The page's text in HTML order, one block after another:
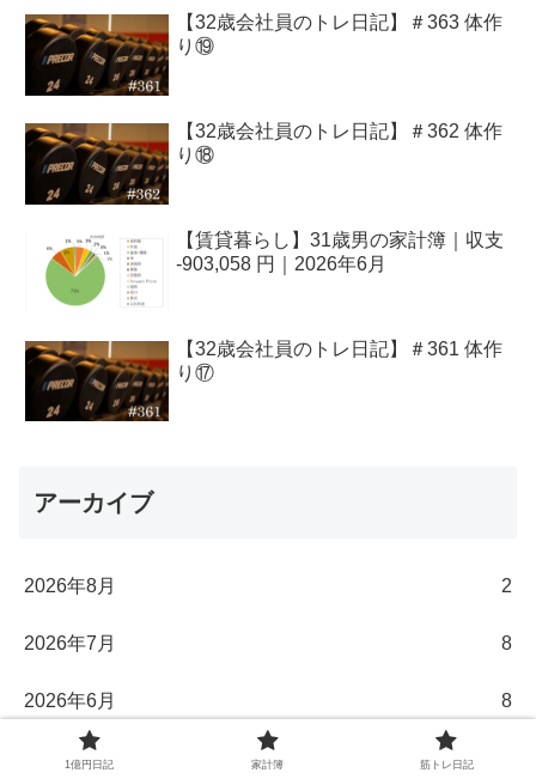
【32歳会社員のトレ日記】＃363 体作
り⑲
【32歳会社員のトレ日記】＃362 体作
り⑱
【賃貸暮らし】31歳男の家計簿｜収支
-903,058 円｜2026年6月
【32歳会社員のトレ日記】＃361 体作
り⑰
アーカイブ
2026年8月 2
2026年7月 8
2026年6月 8
2026年5月
1億円日記 家計簿 筋トレ日記